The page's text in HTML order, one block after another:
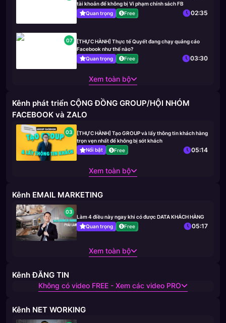
tài khoản để không bị Vi phạm chính sách FB
Quan trọng
Free 02:35
07
[THỰC HÀNH] Thực tế Quyết đang chạy quảng cáo
Facebook như thế nào?
Quan trọng
Free 03:30
Xem toàn bộ
Kênh phát triển CỘNG ĐỒNG GROUP/HỘI NHÓM
FACEBOOK và ZALO
03
[THỰC HÀNH] Tạo GROUP và lấy thông tin khách hàng
trọn vẹn nhất để không bị sót khách
Nổi bật
Free 05:14
Xem toàn bộ
Kênh EMAIL MARKETING
03
Làm 4 điều này ngay khi có được DATA KHÁCH HÀNG
Quan trọng
Free 05:17
Xem toàn bộ
Kênh ĐĂNG TIN
Không có video FREE - Xem các video PRO
Kênh NET WORKING